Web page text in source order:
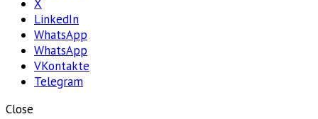
X
LinkedIn
WhatsApp
WhatsApp
VKontakte
Telegram
Close